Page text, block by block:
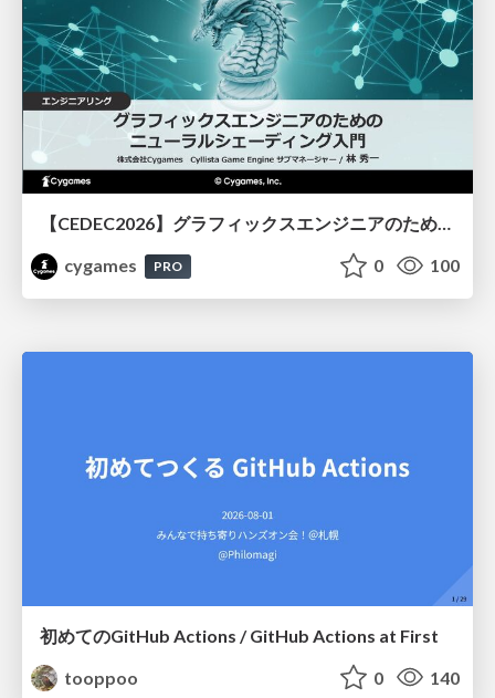
【CEDEC2026】グラフィックスエンジニアのためのニューラルシェーディング入門
cygames
PRO 0 100
初めてのGitHub Actions / GitHub Actions at First
tooppoo
0 140